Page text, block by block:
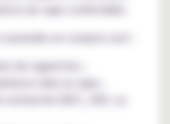
de vape confortable.
prendre en compte sont :
de cigarettes ;
dans la vape ;
recherché (MTL, RDL ou